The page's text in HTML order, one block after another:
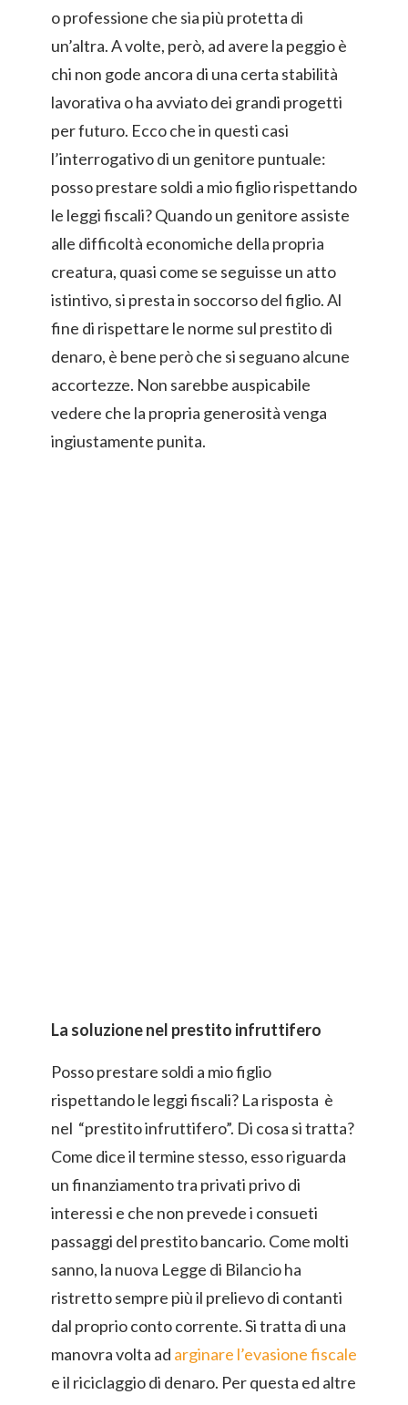
o professione che sia più protetta di
un’altra. A volte, però, ad avere la peggio è
chi non gode ancora di una certa stabilità
lavorativa o ha avviato dei grandi progetti
per futuro. Ecco che in questi casi
l’interrogativo di un genitore puntuale:
posso prestare soldi a mio figlio rispettando
le leggi fiscali? Quando un genitore assiste
alle difficoltà economiche della propria
creatura, quasi come se seguisse un atto
istintivo, si presta in soccorso del figlio. Al
fine di rispettare le norme sul prestito di
denaro, è bene però che si seguano alcune
accortezze. Non sarebbe auspicabile
vedere che la propria generosità venga
ingiustamente punita.
La soluzione nel prestito infruttifero
Posso prestare soldi a mio figlio
rispettando le leggi fiscali? La risposta è
nel “prestito infruttifero”. Di cosa si tratta?
Come dice il termine stesso, esso riguarda
un finanziamento tra privati privo di
interessi e che non prevede i consueti
passaggi del prestito bancario. Come molti
sanno, la nuova Legge di Bilancio ha
ristretto sempre più il prelievo di contanti
dal proprio conto corrente. Si tratta di una
manovra volta ad arginare l’evasione fiscale
e il riciclaggio di denaro. Per questa ed altre